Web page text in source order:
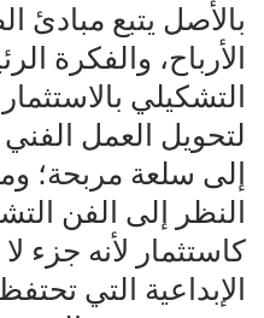
بالأصل يتبع مبادئ
الأرباح، والفكرة
التشكيلي
لتحويل العمل
إلى سلعة مربحة؛
النظر إلى الفن
كاستثمار لأنه جزء
الإبداعية التي